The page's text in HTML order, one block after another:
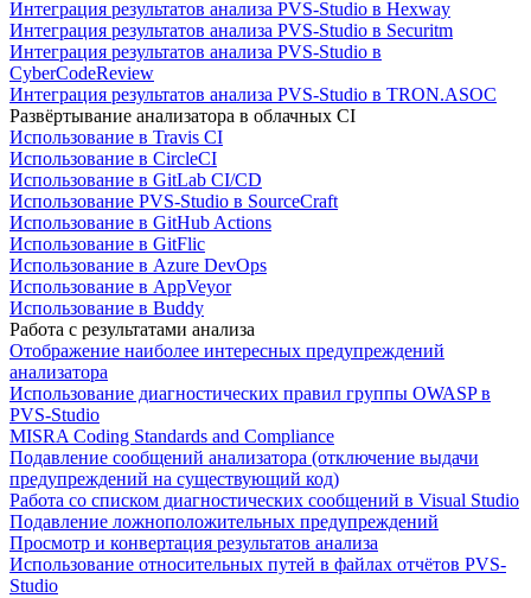
Интеграция результатов анализа PVS-Studio в Hexway
Интеграция результатов анализа PVS-Studio в Securitm
Интеграция результатов анализа PVS-Studio в
CyberCodeReview
Интеграция результатов анализа PVS-Studio в TRON.ASOC
Развёртывание анализатора в облачных CI
Использование в Travis CI
Использование в CircleCI
Использование в GitLab CI/CD
Использование PVS-Studio в SourceCraft
Использование в GitHub Actions
Использование в GitFlic
Использование в Azure DevOps
Использование в AppVeyor
Использование в Buddy
Работа с результатами анализа
Отображение наиболее интересных предупреждений
анализатора
Использование диагностических правил группы OWASP в
PVS-Studio
MISRA Coding Standards and Compliance
Подавление сообщений анализатора (отключение выдачи
предупреждений на существующий код)
Работа со списком диагностических сообщений в Visual Studio
Подавление ложноположительных предупреждений
Просмотр и конвертация результатов анализа
Использование относительных путей в файлах отчётов PVS-
Studio